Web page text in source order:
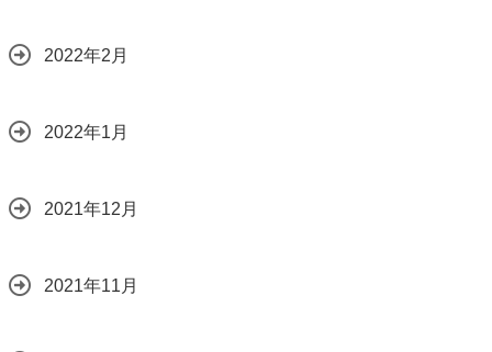
2022年2月
2022年1月
2021年12月
2021年11月